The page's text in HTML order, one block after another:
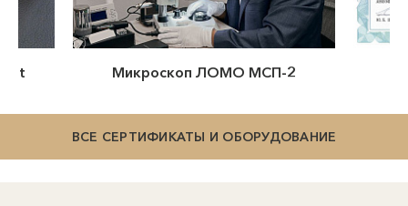
Сертификат Потейко
ВСЕ СЕРТИФИКАТЫ И ОБОРУДОВАНИЕ